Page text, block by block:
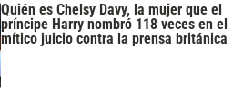
Quién es Chelsy Davy, la mujer que el
príncipe Harry nombró 118 veces en el
mítico juicio contra la prensa británica